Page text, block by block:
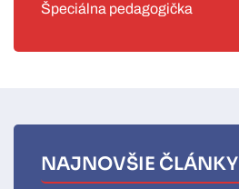
Špeciálna pedagogička
NAJNOVŠIE ČLÁNKY